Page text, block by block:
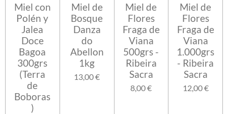
Miel con
Polén y
Jalea
Doce
Bagoa
300grs
(Terra
de
Boboras
)
Miel de
Bosque
Danza
do
Abellon
1kg
13,00 €
Miel de
Flores
Fraga de
Viana
500grs -
Ribeira
Sacra
8,00 €
Miel de
Flores
Fraga de
Viana
1.000grs
- Ribeira
Sacra
12,00 €